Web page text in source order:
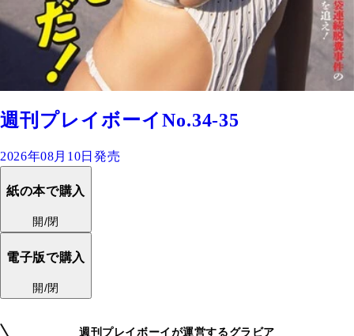
週刊プレイボーイNo.34-35
2026年08月10日発売
紙の本で購入
開/閉
電子版で購入
開/閉
週刊プレイボーイが運営するグラビア